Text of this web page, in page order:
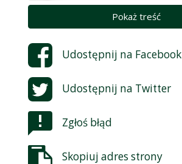
Pokaż treść
Udostępnij na Facebook
Udostępnij na Twitter
Zgłoś błąd
Skopiuj adres strony